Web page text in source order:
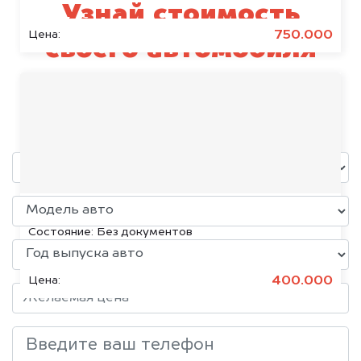
Цена: 750.000
Volkswagen Jetta, 2015
Состояние: Без документов
Цена: 400.000
Узнай стоимость
своего автомобиля